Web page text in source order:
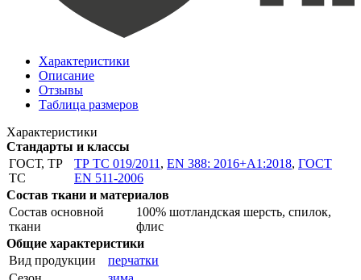
Характеристики
Описание
Отзывы
Таблица размеров
Характеристики
Стандарты и классы
ГОСТ, ТР
ТС
ТР ТС 019/2011 , EN 388: 2016+A1:2018, ГОСТ
EN 511-2006
Состав ткани и материалов
Состав основной
ткани
100% шотландская шерсть, спилок,
флис
Общие характеристики
Вид продукции
перчатки